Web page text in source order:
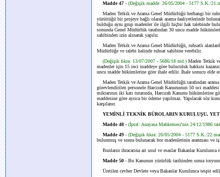
Madde 47 - (Değişik madde: 26/05/2004 - 5177 S.K./
Maden Tetkik ve Arama Genel Müdürlüğü herhangi bir
yürüttüğü bir projeye bağlı olarak arama faaliyetlerinde
bulduğu aynı grup madenler ile ilgili hiçbir hak talebinde
sonunda Genel Müdürlük tarafından 30 uncu madde
sahibinden izin alınarak yapılır.
Maden Tetkik ve Arama Genel Müdürlüğü, ruhsatlı
Müdürlüğe ve talebi halinde ruhsat sahibine verebilir.
(Değişik fıkra: 13/07/2007 - 5686/18 md.) Maden Tetkik
madenler için 15 inci maddeye göre buluculuk hakkını
uncu madde hükümlerine göre ihale edilir. İhale sonucu
Maden Tetkik ve Arama Genel Müdürlüğü tarafından
görevlendirilen personele Harcırah Kanununun 50 nci
miktarının iki katı tutarında, Harcırah Kanunu hükümlerine
maddesine göre ayrıca bir ödeme yapılmaz. Yapılacak söz
karşılanır.
YEMİNLİ TEKNİK BÜROLARIN KURULUŞU,
Madde 48 - (İptal: Anayasa Mahkemesi'nin 24/12/1986
Madde 49 - (Değişik fıkra: 26/05/2004 - 5177 S.K./
bulunmuş ve sonra bulunacak bor madenlerinin aranması ve
Bunların ihracatına ait usul ve esaslar Bakanlar Kurulunca
Madde 50 - Bu Kanunun yürürlük tarihinden sonra
Üretilen cevher Devlete veya Bakanlar Kurulunca tespit